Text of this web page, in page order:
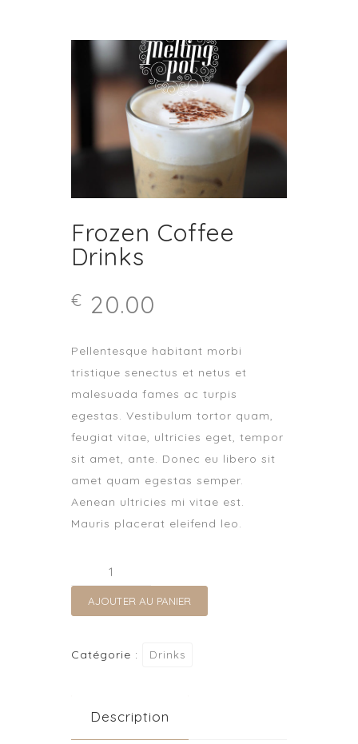
Frozen Coffee
Drinks
€ 20.00
Pellentesque habitant morbi
tristique senectus et netus et
malesuada fames ac turpis
egestas. Vestibulum tortor quam,
feugiat vitae, ultricies eget, tempor
sit amet, ante. Donec eu libero sit
amet quam egestas semper.
Aenean ultricies mi vitae est.
Mauris placerat eleifend leo.
quantité
de
Frozen
Drinks
AJOUTER AU PANIER
Catégorie : Drinks
Description